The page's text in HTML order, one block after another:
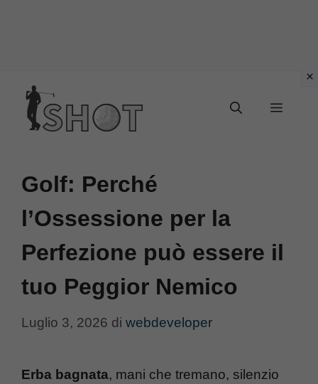
contenuto
Menu
Golf: Perché
l’Ossessione per la
Perfezione può essere il
tuo Peggior Nemico
Luglio 3, 2026 di webdeveloper
Erba bagnata, mani che tremano, silenzio